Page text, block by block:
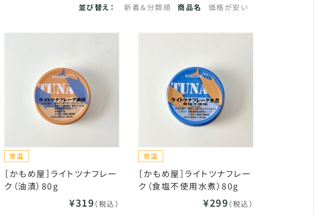
並び替え： 新着＆分類順 商品名 価格が安い
［かもめ屋］ライトツナフレー
ク（油漬）80g
¥319（税込）
［かもめ屋］ライトツナフレー
ク（食塩不使用水煮）80g
¥299（税込）